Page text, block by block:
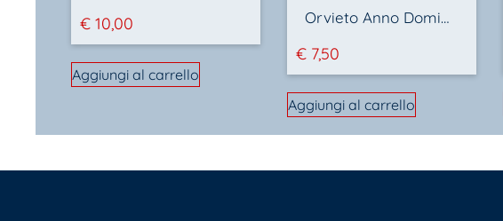
€ 10,00
Aggiungi al carrello
Orvieto Anno Domini 1313
€7,50
Aggiungi al carrello